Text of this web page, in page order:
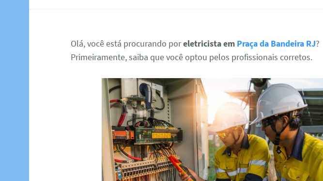
Olá, você está procurando poreletricista em Praça da Bandeira RJ?
Primeiramente, saiba que você optou pelos profissionais corretos.